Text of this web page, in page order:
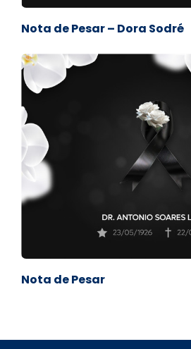
Nota de Pesar – Dora Sodré
Nota de Pesar